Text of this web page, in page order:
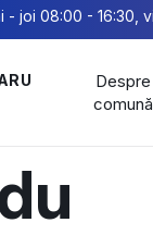
- joi 08:00 - 16:30,
Despre
comună